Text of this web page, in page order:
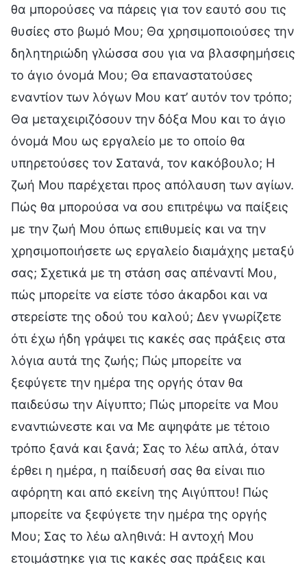
θα μπορούσες να πάρεις για τον εαυτό σου τις
θυσίες στο βωμό Μου; Θα χρησιμοποιούσες την
δηλητηριώδη γλώσσα σου για να βλασφημήσεις
το άγιο όνομά Μου; Θα επαναστατούσες
εναντίον των λόγων Μου κατ’ αυτόν τον τρόπο;
Θα μεταχειριζόσουν την δόξα Μου και το άγιο
όνομά Μου ως εργαλείο με το οποίο θα
υπηρετούσες τον Σατανά, τον κακόβουλο; Η
ζωή Μου παρέχεται προς απόλαυση των αγίων.
Πώς θα μπορούσα να σου επιτρέψω να παίξεις
με την ζωή Μου όπως επιθυμείς και να την
χρησιμοποιήσετε ως εργαλείο διαμάχης μεταξύ
σας; Σχετικά με τη στάση σας απέναντί Μου,
πώς μπορείτε να είστε τόσο άκαρδοι και να
στερείστε της οδού του καλού; Δεν γνωρίζετε
ότι έχω ήδη γράψει τις κακές σας πράξεις στα
λόγια αυτά της ζωής; Πώς μπορείτε να
ξεφύγετε την ημέρα της οργής όταν θα
παιδεύσω την Αίγυπτο; Πώς μπορείτε να Μου
εναντιώνεστε και να Με αψηφάτε με τέτοιο
τρόπο ξανά και ξανά; Σας το λέω απλά, όταν
έρθει η ημέρα, η παίδευσή σας θα είναι πιο
αφόρητη και από εκείνη της Αιγύπτου! Πώς
μπορείτε να ξεφύγετε την ημέρα της οργής
Μου; Σας το λέω αληθινά: Η αντοχή Μου
ετοιμάστηκε για τις κακές σας πράξεις και